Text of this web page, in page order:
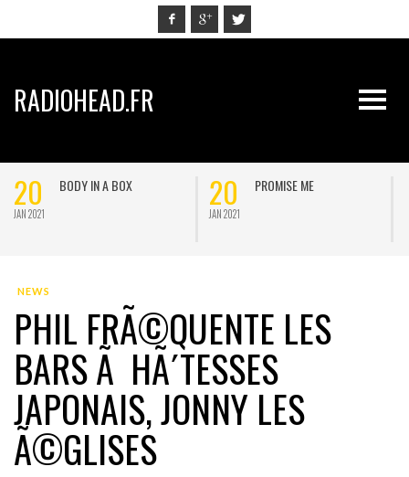
RADIOHEAD.FR
20
JAN 2021
BODY IN A BOX 20
JAN 2021
PROMISE ME
NEWS
PHIL FRÃ©QUENTE LES
BARS Ã HÃ´TESSES
JAPONAIS, JONNY LES
Ã©GLISES